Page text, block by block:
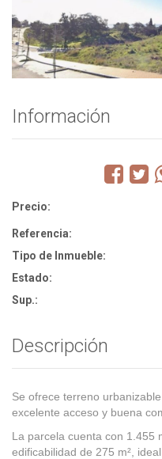
Terreno junto
Información
Precio:
Referencia:
Tipo de Inmueble:
Estado:
Sup.:
Descripción
Se ofrece terreno
excelente acceso y buena
La parcela cuenta con 1.455
edificabilidad de 275 m²,